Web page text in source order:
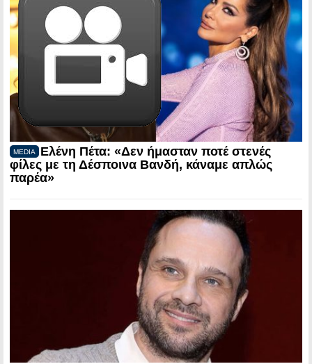
MEDIA
Ελένη Πέτα: «Δεν ήμασταν ποτέ στενές
φίλες με τη Δέσποινα Βανδή, κάναμε απλώς
παρέα»